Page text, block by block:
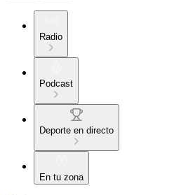
Radio
Podcast
Deporte en directo
En tu zona